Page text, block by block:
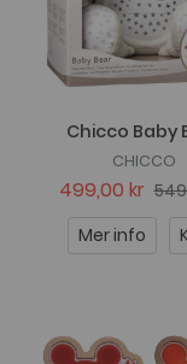
Chicco Baby
CHICCO
499,00 kr
Mer info